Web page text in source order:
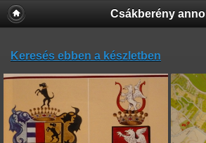
Csákberény anno
Keresés ebben a készletben